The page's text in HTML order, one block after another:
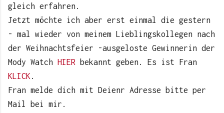
gleich erfahren.
Jetzt möchte ich aber erst einmal die gestern
- mal wieder von meinem Lieblingskollegen nach
der Weihnachtsfeier -ausgeloste Gewinnerin der
Mody Watch
HIER
bekannt geben. Es ist Fran
KLICK .
Fran melde dich mit Deienr Adresse bitte per
Mail bei mir.